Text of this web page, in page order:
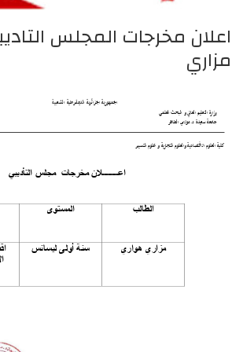
اعلان مخرجات المجلس
مزاري